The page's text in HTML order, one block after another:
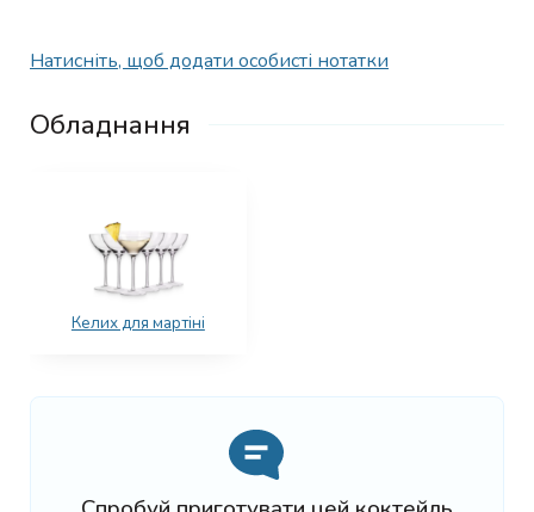
Натисніть, щоб додати особисті нотатки
Обладнання
Келих для мартіні